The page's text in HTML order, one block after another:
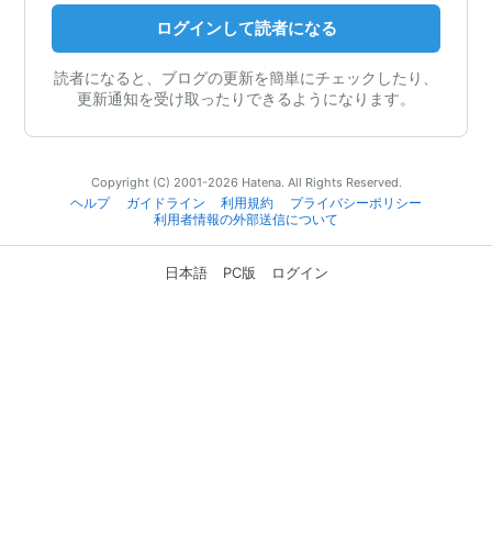
ログインして読者になる
読者になると、ブログの更新を簡単にチェックしたり、
更新通知を受け取ったりできるようになります。
Copyright (C) 2001-2026 Hatena. All Rights Reserved.
ヘルプ
ガイドライン 利用規約
プライバシーポリシー
利用者情報の外部送信について
日本語 PC版 ログイン